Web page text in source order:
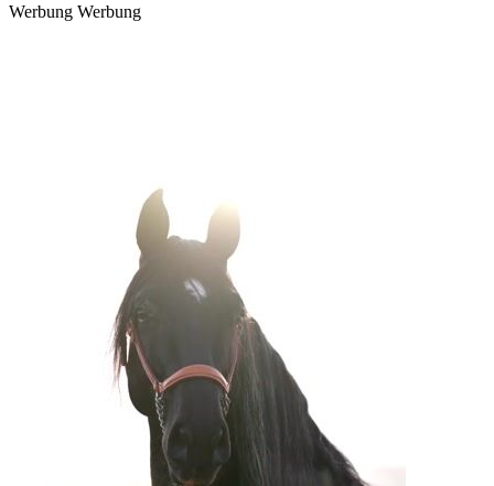
Werbung Werbung